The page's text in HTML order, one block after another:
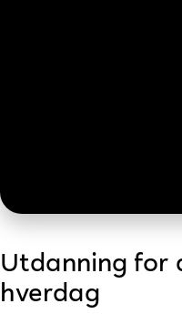
Utdanning for
hverdag